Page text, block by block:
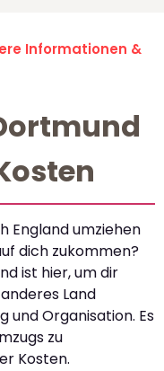
Informationen &
England umziehen
dich zukommen?
ist hier, um dir
Land
und Organisation. Es
zu
Kosten.